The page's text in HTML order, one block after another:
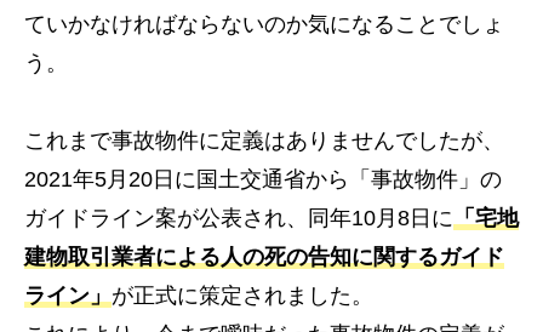
ていかなければならないのか気になることでしょ
う。
これまで事故物件に定義はありませんでしたが、
2021年5月20日に国土交通省から「事故物件」の
ガイドライン案が公表され、同年10月8日に「宅地
建物取引業者による人の死の告知に関するガイド
ライン」が正式に策定されました。